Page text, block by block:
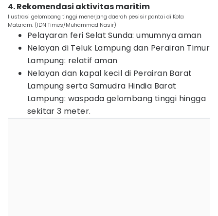
4. Rekomendasi aktivitas maritim
Ilustrasi gelombang tinggi menerjang daerah pesisir pantai di Kota
Mataram. (IDN Times/Muhammad Nasir)
Pelayaran feri Selat Sunda: umumnya aman
Nelayan di Teluk Lampung dan Perairan Timur
Lampung: relatif aman
Nelayan dan kapal kecil di Perairan Barat
Lampung serta Samudra Hindia Barat
Lampung: waspada gelombang tinggi hingga
sekitar 3 meter.